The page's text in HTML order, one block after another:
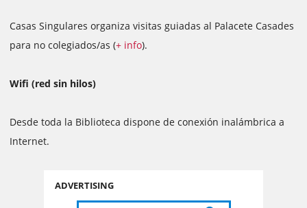
Casas Singulares organiza visitas guiadas al Palacete Casades
para no colegiados/as (+ info).
Wifi (red sin hilos)
Desde toda la Biblioteca dispone de conexión inalámbrica a
Internet.
ADVERTISING